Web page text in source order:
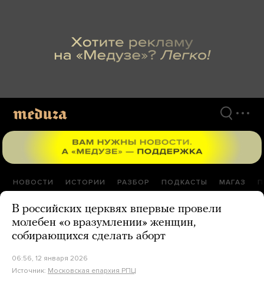
НОВОСТИ ИСТОРИИ РАЗБОР ПОДКАСТЫ МАГАЗ
В российских церквях впервые провели
молебен «о вразумлении» женщин,
собирающихся сделать аборт
06:56, 12 января 2026
Источник: Московская епархия РПЦ